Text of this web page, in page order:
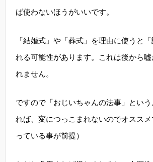
ば使わないほうがいいです。
「結婚式」や「葬式」を理由に使うと
れる可能性があります。これは後から
れません。
ですので「おじいちゃんの法事」とい
れば、変につっこまれないのでオスス
っている事が前提）